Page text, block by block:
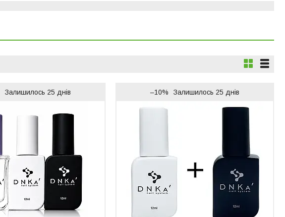
Залишилось 25 днів –10% Залишилось 25 днів